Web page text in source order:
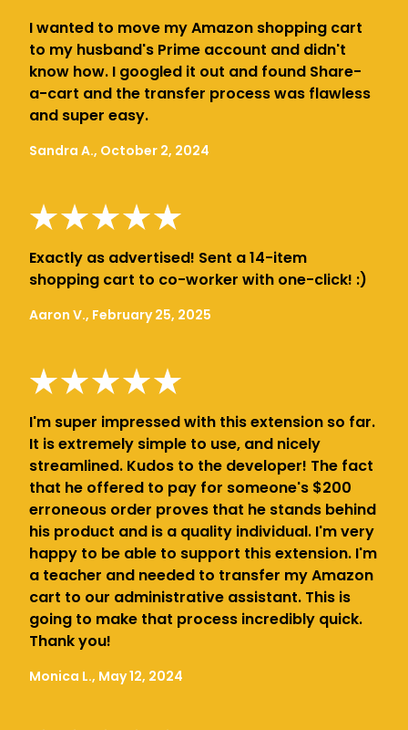
I wanted to move my Amazon shopping cart
to my husband's Prime account and didn't
know how. I googled it out and found Share-
a-cart and the transfer process was flawless
and super easy.
Sandra A., October 2, 2024
Exactly as advertised! Sent a 14-item
shopping cart to co-worker with one-click! :)
Aaron V., February 25, 2025
I'm super impressed with this extension so far.
It is extremely simple to use, and nicely
streamlined. Kudos to the developer! The fact
that he offered to pay for someone's $200
erroneous order proves that he stands behind
his product and is a quality individual. I'm very
happy to be able to support this extension. I'm
a teacher and needed to transfer my Amazon
cart to our administrative assistant. This is
going to make that process incredibly quick.
Thank you!
Monica L., May 12, 2024